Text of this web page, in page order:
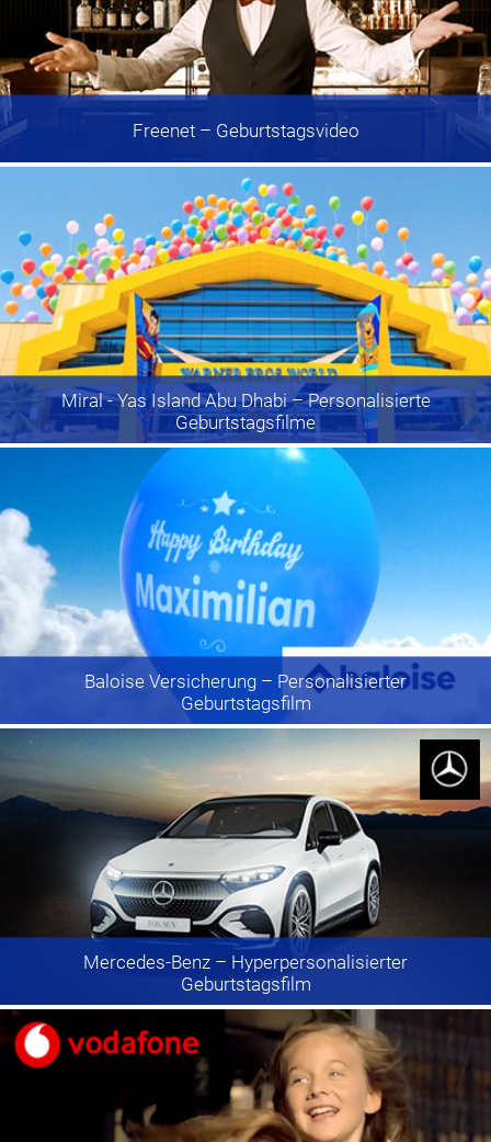
Freenet– Geburtstagsvideo
Miral - Yas Island Abu Dhabi– Personalisierte
Geburtstagsfilme
Baloise Versicherung – Personalisierter
Geburtstagsfilm
Mercedes-Benz – Hyperpersonalisierter
Geburtstagsfilm